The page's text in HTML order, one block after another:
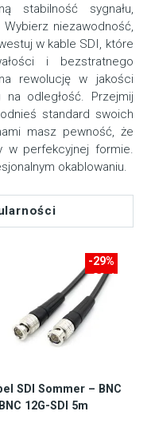
stabilność sygnału,
Wybierz niezawodność,
w kable SDI, które
i bezstratnego
rewolucję w jakości
odległość. Przejmij
standard swoich
masz pewność, że
w perfekcyjnej formie.
okablowaniu.
-29%
-39zł
SDI Sommer – BNC
12G-SDI 5m